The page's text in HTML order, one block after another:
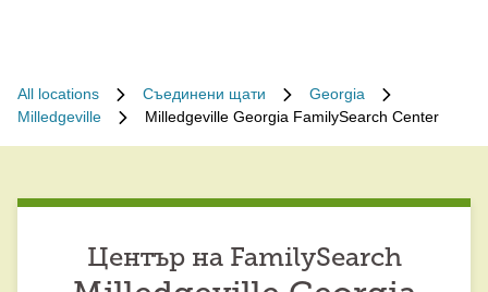
All locations Съединени щати
Georgia
Milledgeville
Milledgeville Georgia FamilySearch Center
Център на FamilySearch